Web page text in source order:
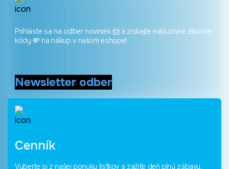
Prihláste sa na odber noviniek 📨 a získajte exkluzívne zľavové
kódy 💸 na nákup v našom eshope!
Newsletter odber
Cenník
Vyberte si z našej ponuky lístkov a zažite deň plný zábavy.